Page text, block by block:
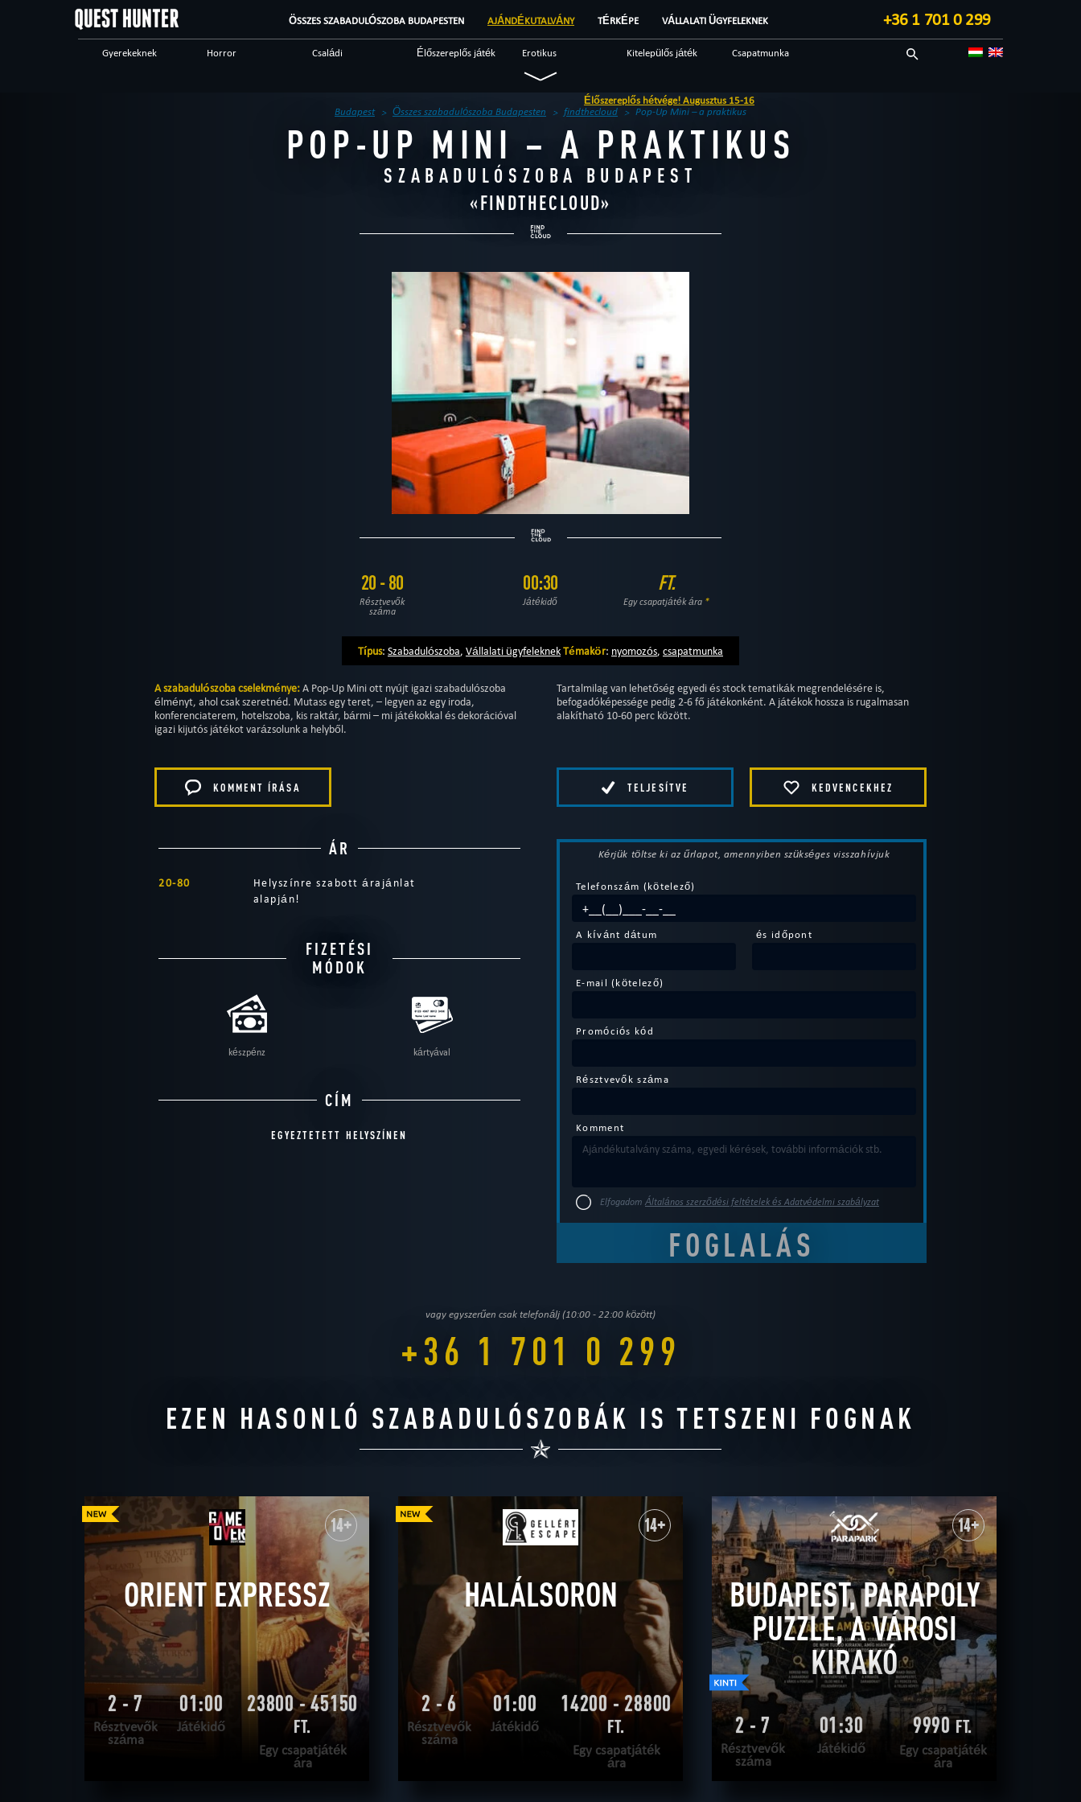
ÖSSZES SZABADULÓSZOBA BUDAPESTEN AJÁNDÉKUTALVÁNY TÉRKÉPE VÁLLALATI ÜGYFELEKNEK +36 1 701 0 299
Gyerekeknek Horror Családi Élőszereplős játék Erotikus Kitelepülős játék Csapatmunka
Misztikus
Történelmi Fantasy Szokatlan Tudományos Technológiai
Kalandos Szabadulószoba Beszámolók Blog
Élőszereplős hétvége! Augusztus 15-16
Budapest Összes szabadulószoba Budapesten findthecloud Pop-Up Mini – a praktikus
POP-UP MINI – A PRAKTIKUS
SZABADULÓSZOBA BUDAPEST
«FINDTHECLOUD»
20 - 80
Résztvevők
száma
00:30
Játékidő
FT.
Egy csapatjáték ára *
Típus: Szabadulószoba, Vállalati ügyfeleknekTémakör: nyomozós, csapatmunka
A szabadulószoba cselekménye:A Pop-Up Mini ott nyújt igazi szabadulószoba
élményt, ahol csak szeretnéd. Mutass egy teret, – legyen az egy iroda,
konferenciaterem, hotelszoba, kis raktár, bármi – mi játékokkal és dekorációval
igazi kijutós játékot varázsolunk a helyből.
Tartalmilag van lehetőség egyedi és stock tematikák megrendelésére is,
befogadóképessége pedig 2-6 fő játékonként. A játékok hossza is rugalmasan
alakítható 10-60 perc között.
KOMMENT ÍRÁSA TELJESÍTVE KEDVENCEKHEZ
ÁR
20-80
Helyszínre szabott árajánlat
alapján!
FIZETÉSI
MÓDOK
készpénz kártyával
CÍM
EGYEZTETETT HELYSZÍNEN
Kérjük töltse ki az űrlapot, amennyiben szükséges visszahívjuk
Telefonszám (kötelező)
A kívánt dátum és időpont
E-mail (kötelező)
Promóciós kód
Résztvevők száma
Komment
Elfogadom Általános szerződési feltételek és Adatvédelmi szabályzat
vagy egyszerűen csak telefonálj (10:00 - 22:00 között)
+36 1 701 0 299
EZEN HASONLÓ SZABADULÓSZOBÁK IS TETSZENI FOGNAK
14+
ORIENT EXPRESSZ
2 - 7
Résztvevők
száma
01:00
Játékidő
23800 - 45150
FT.
Egy csapatjáték
ára
14+
HALÁLSORON
2 - 6
Résztvevők
száma
01:00
Játékidő
14200 - 28800
FT.
Egy csapatjáték
ára
14+
BUDAPEST, PARAPOLY
PUZZLE, A VÁROSI
KIRAKÓ
2 - 7
Résztvevők
száma
01:30
Játékidő
9990FT.
Egy csapatjáték
ára